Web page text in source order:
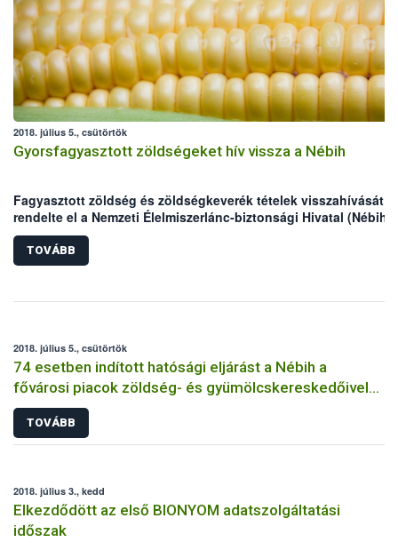
és 5 db a haltároló kád levegőztetését segítő villanymotor
hatóság kezére.
2018. július 5., csütörtök
Gyorsfagyasztott zöldségeket hív vissza a Nébih
Fagyasztott zöldség és zöldségkeverék tételek visszahívását
rendelte el a Nemzeti Élelmiszerlánc-biztonsági Hivatal (Nébih)
aListeria monocytogenes
lehetséges jelenléte miatt. Az érintett vállalkozás a partnereit
értesítette, a különböző márkájú termékek forgalomból történő
hogy figyeljék az üzletekben kihelyezett tájékoztatókat,
TOVÁBB
2018. július 5., csütörtök
74 esetben indított hatósági eljárást a Nébih a
fővárosi piacok zöldség- és gyümölcskereskedőivel
szemben
TOVÁBB
2018. július 3., kedd
Elkezdődött az első BIONYOM adatszolgáltatási
időszak